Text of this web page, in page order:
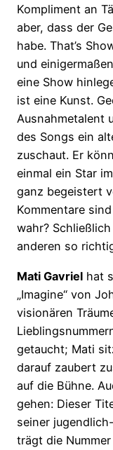
Kompliment an
aber, dass der
habe. That’s
und
eine Show
ist eine Kunst.
Ausnahmetalent
des Songs ein
zuschaut. Er
einmal ein Star
ganz begeistert
Kommentare
wahr?
anderen so
Mati Gavriel hat
„Imagine“ von
visionären
getaucht; Mati
darauf zaubert
auf die Bühne.
gehen: Dieser
seiner
trägt die